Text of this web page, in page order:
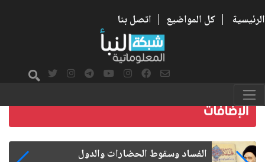
الرئيسية | كل المواضيع | اتصل بنا
رواتب الموظفين على صفيح ساخن